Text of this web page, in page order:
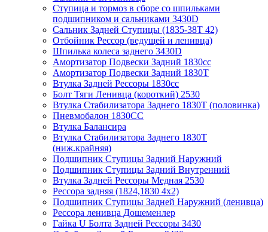
Ступица и тормоз в сборе со шпильками
подшипником и сальниками 3430D
Сальник Задней Ступицы (1835-38Т 42)
Отбойник Рессор (ведущей и ленивца)
Шпилька колеса заднего 3430D
Амортизатор Подвески Задний 1830сс
Амортизатор Подвески Задний 1830Т
Втулка Задней Рессоры 1830сс
Болт Тяги Ленивца (короткий) 2530
Втулка Стабилизатора Заднего 1830Т (половинка)
Пневмобалон 1830СС
Втулка Балансира
Втулка Стабилизатора Заднего 1830T
(ниж.крайняя)
Подшипник Ступицы Задний Наружний
Подшипник Ступицы Задний Внутренний
Втулка Задней Рессоры Медная 2530
Рессора задняя (1824,1830 4x2)
Подшипник Ступицы Задней Наружний (ленивца)
Рессора ленивца Дошеменлер
Гайка U Болта Задней Рессоры 3430